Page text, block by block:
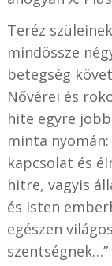
Teréz
mindössze
betegség
Nővérei és
hite egyre
minta
kapcsolat és
hitre, vagyis
és Isten
egészen